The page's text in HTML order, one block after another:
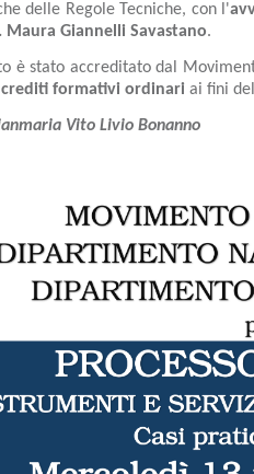
delle Regole Tecniche, con l'
Maura Giannelli Savastano.
è stato accreditato dal
formativi ordinari ai fini
Vito Livio Bonanno